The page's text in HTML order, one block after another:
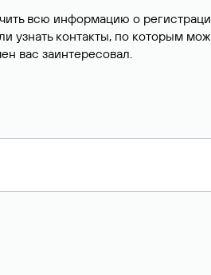
всю информацию о
узнать контакты, по которым
вас заинтересовал.